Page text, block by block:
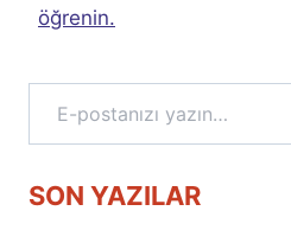
öğrenin.
E-postanızı yazın…
SON YAZILAR